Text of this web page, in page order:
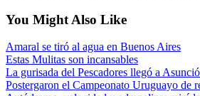
You Might Also Like
Amaral se tiró al agua en Buenos Aires
Estas Mulitas son incansables
La gurisada del Pescadores llegó a
Postergaron el Campeonato Uruguayo de